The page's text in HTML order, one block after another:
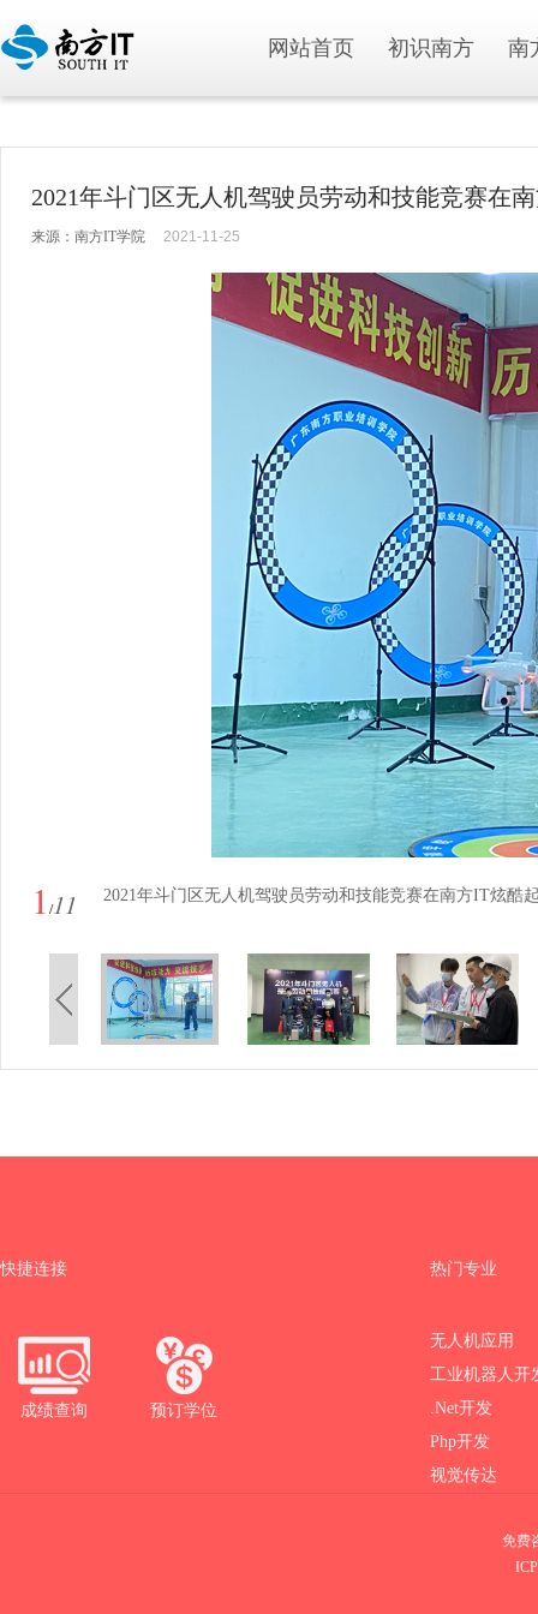
网站首页 初识南方 南
2021年斗门区无人机驾驶员劳动和技能竞赛在
来源：南方IT学院 2021-11-25
1/11 2021年斗门区无人机驾驶员劳动和技能竞赛在南方IT炫酷
快捷连接
成绩查询 预订学位
热门专业
无人机应用
工业机器人开
.Net开发
Php开发
视觉传达
免费